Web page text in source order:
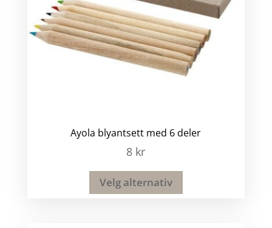
Ayola blyantsett med 6 deler
8 kr
Velg alternativ